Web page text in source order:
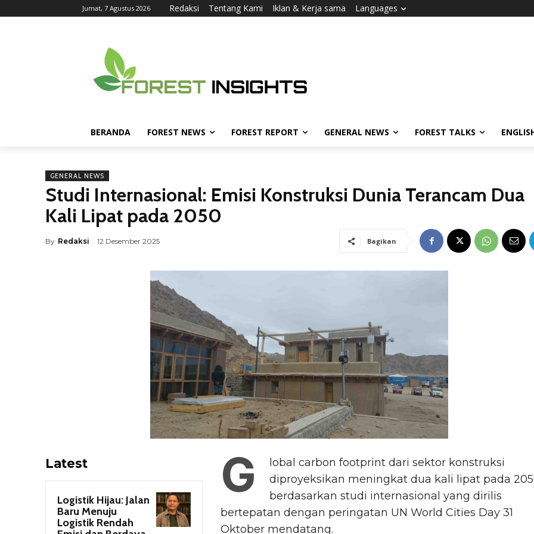
Jumat, 7 Agustus 2026 Redaksi Tentang Kami Iklan & Kerja sama Languages
BERANDA FOREST NEWS FOREST REPORT GENERAL NEWS FOREST TALKS
GENERAL NEWS
Studi Internasional: Emisi Konstruksi Dunia Terancam Dua
Kali Lipat pada 2050
By Redaksi 12 Desember 2025 Bagikan
Latest
Logistik Hijau: Jalan
Baru Menuju
Logistik Rendah
G
lobal carbon footprint dari sektor konstruksi
diproyeksikan meningkat dua kali lipat pada
berdasarkan studi internasional yang dirilis
bertepatan dengan peringatan UN World Cities Day 31
Oktober mendatang.